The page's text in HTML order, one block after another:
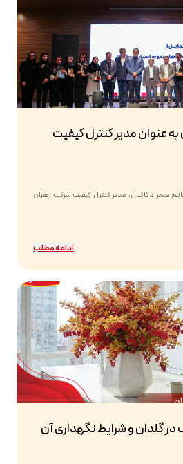
عنوان مدیر کنترل کیفیت
سحر ذکائیان، مدیر کنترل کیفیت شرکت زعفران
ادامه مطلب
گلدان و شرایط نگهداری آن